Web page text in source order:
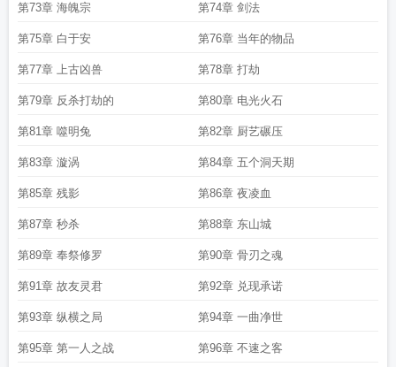
第73章 海魄宗 第74章 剑法
第75章 白于安 第76章 当年的物品
第77章 上古凶兽 第78章 打劫
第79章 反杀打劫的 第80章 电光火石
第81章 噬明兔 第82章 厨艺碾压
第83章 漩涡 第84章 五个洞天期
第85章 残影 第86章 夜凌血
第87章 秒杀 第88章 东山城
第89章 奉祭修罗 第90章 骨刃之魂
第91章 故友灵君 第92章 兑现承诺
第93章 纵横之局 第94章 一曲净世
第95章 第一人之战 第96章 不速之客